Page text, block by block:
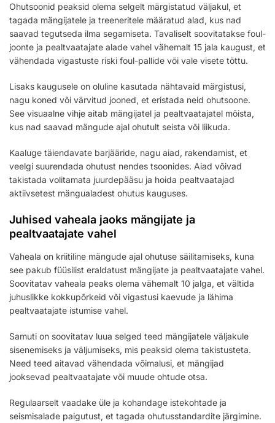
Ohutsoonid peaksid olema selgelt märgistatud väljakul, et
tagada mängijatele ja treeneritele määratud alad, kus nad
saavad tegutseda ilma segamiseta. Tavaliselt soovitatakse foul-
joonte ja pealtvaatajate alade vahel vähemalt 15 jala kaugust, et
vähendada vigastuste riski foul-pallide või vale visete tõttu.
Lisaks kaugusele on oluline kasutada nähtavaid märgistusi,
nagu koned või värvitud jooned, et eristada neid ohutsoone.
See visuaalne vihje aitab mängijatel ja pealtvaatajatel mõista,
kus nad saavad mängude ajal ohutult seista või liikuda.
Kaaluge täiendavate barjääride, nagu aiad, rakendamist, et
veelgi suurendada ohutust nendes tsoonides. Aiad võivad
takistada volitamata juurdepääsu ja hoida pealtvaatajad
aktiivsetest mängualadest ohutus kauguses.
Juhised vaheala jaoks mängijate ja
pealtvaatajate vahel
Vaheala on kriitiline mängude ajal ohutuse säilitamiseks, kuna
see pakub füüsilist eraldatust mängijate ja pealtvaatajate vahel.
Soovitatav vaheala peaks olema vähemalt 10 jalga, et vältida
juhuslikke kokkupõrkeid või vigastusi kaevude ja lähima
pealtvaatajate istumise vahel.
Samuti on soovitatav luua selged teed mängijatele väljakule
sisenemiseks ja väljumiseks, mis peaksid olema takistusteta.
Need teed aitavad vähendada võimalusi, et mängijad
jooksevad pealtvaatajate või muude ohtude otsa.
Regulaarselt vaadake üle ja kohandage istekohtade ja
seismisalade paigutust, et tagada ohutusstandardite järgimine.